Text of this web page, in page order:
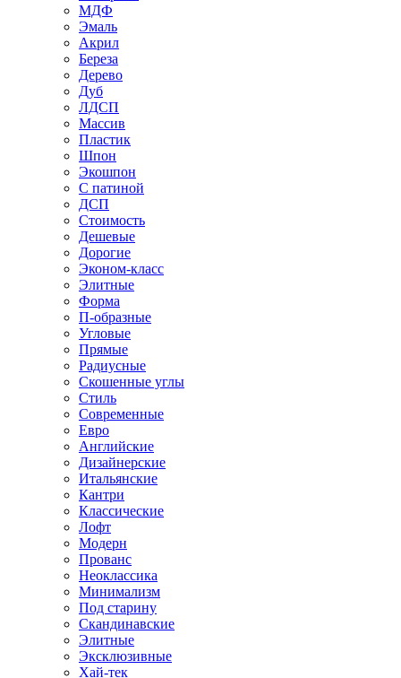
МДФ
Эмаль
Акрил
Береза
Дерево
Дуб
ЛДСП
Массив
Пластик
Шпон
Экошпон
С патиной
ДСП
Стоимость
Дешевые
Дорогие
Эконом-класс
Элитные
Форма
П-образные
Угловые
Прямые
Радиусные
Скошенные углы
Стиль
Современные
Евро
Английские
Дизайнерские
Итальянские
Кантри
Классические
Лофт
Модерн
Прованс
Неоклассика
Минимализм
Под старину
Скандинавские
Элитные
Эксклюзивные
Хай-тек